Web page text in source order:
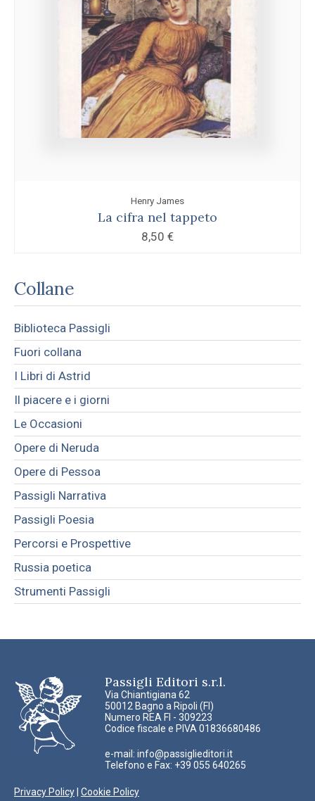
Henry James
La cifra nel tappeto
8,50 €
Collane
Biblioteca Passigli
Fuori collana
I Libri di Astrid
Il piacere e i giorni
Le Occasioni
Opere di Neruda
Opere di Pessoa
Passigli Narrativa
Passigli Poesia
Percorsi e Prospettive
Russia poetica
Strumenti Passigli
Passigli Editori s.r.l.
Via Chiantigiana 62
50012 Bagno a Ripoli (FI)
Numero REA FI - 309223
Codice fiscale e PIVA 01836680486
e-mail: info@passiglieditori.it
Telefono e Fax: +39 055 640265
Privacy Policy Cookie Policy